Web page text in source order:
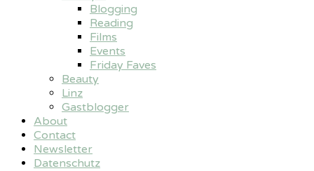
Blogging
Reading
Films
Events
Friday Faves
Beauty
Linz
Gastblogger
About
Contact
Newsletter
Datenschutz